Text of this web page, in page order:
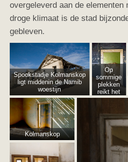
overgeleverd aan de elementen
droge klimaat is de stad
gebleven.
Spookstadje Kolmanskop
ligt middenin de Namib
woestijn
Op
sommige
plekken
reikt het
zand wel
meter
hoog
Kolmanskop